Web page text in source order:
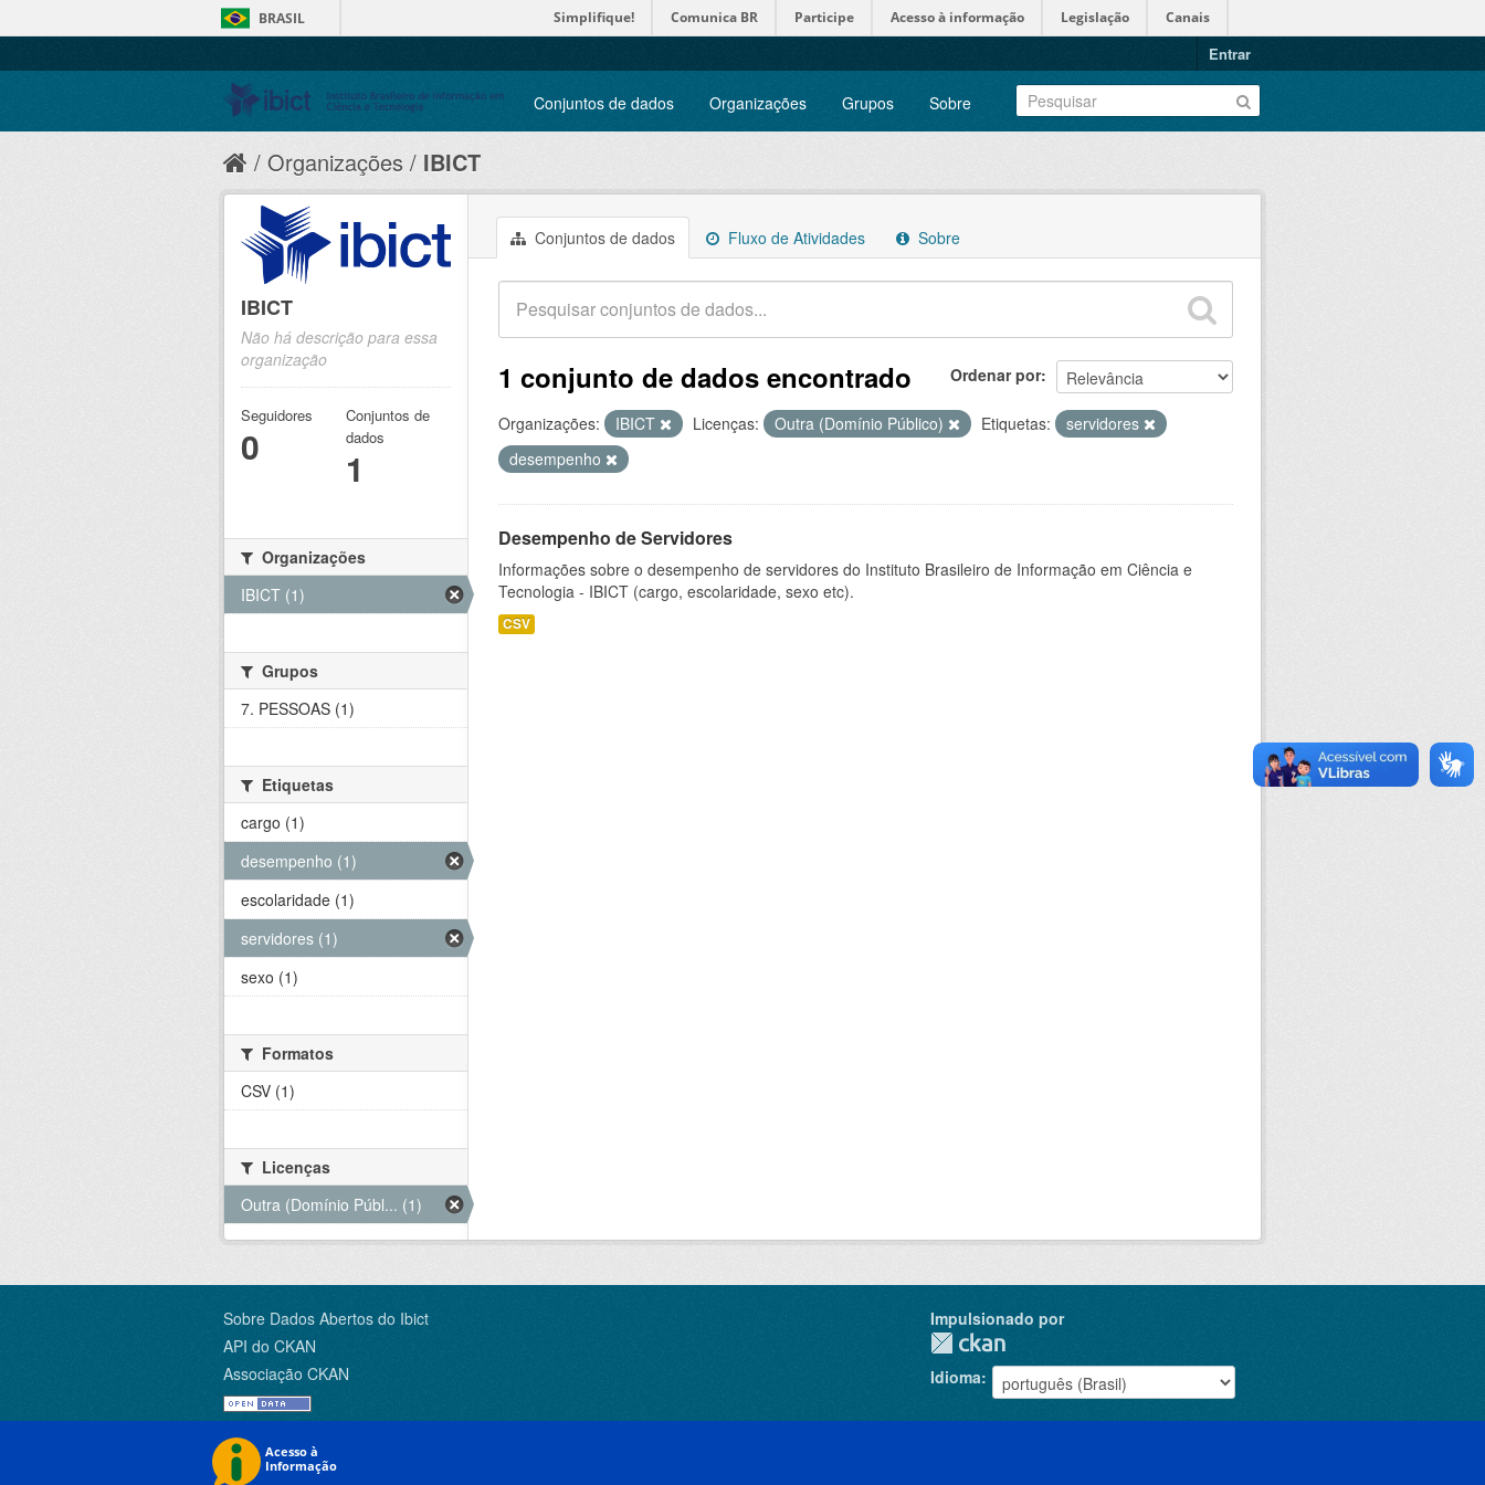
BRASIL Simplifique! Comunica BR Participe Acesso à informação Legislação Canais
Entrar
Conjuntos de dados Organizações Grupos Sobre
Organizações IBICT
Conjuntos de dados Fluxo de Atividades Sobre
Ordenar por
1 conjunto de dados encontrado
Organizações: IBICT Licenças: Outra (Domínio Público) Etiquetas:
servidores
desempenho
Desempenho de Servidores
Informações sobre o desempenho de servidores do Instituto Brasileiro de Informação em Ciência e
Tecnologia - IBICT (cargo, escolaridade, sexo etc).
CSV
IBICT
Não há descrição para essa
organização
Seguidores
0
Conjuntos de
dados
1
Organizações
IBICT (1)
Grupos
7. PESSOAS (1)
Etiquetas
cargo (1)
desempenho (1)
escolaridade (1)
servidores (1)
sexo (1)
Formatos
CSV (1)
Licenças
Outra (Domínio Públ... (1)
Sobre Dados Abertos do Ibict
API do CKAN
Associação CKAN
Impulsionado por
Idioma